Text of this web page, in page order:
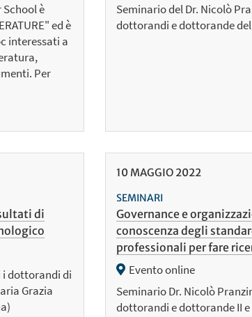
è
ed è
interessati a
Per
Seminario del Dr. Nicolò
dottorandi e dottorande del
di
dottorandi di
Grazia
10MAGGIO 2022
SEMINARI
Governance e
conoscenza degli
professionali per fare
Evento online
Seminario Dr. Nicolò
dottorandi e dottorande II e